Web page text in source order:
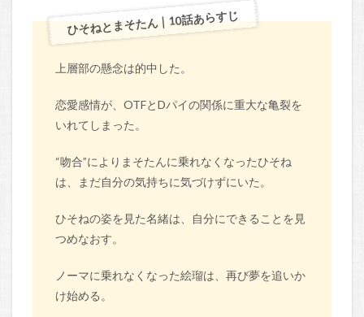
ひそねとまそたん｜10話あらすじ
上層部の懸念は的中した。
恋愛感情が、OTFとDパイの関係に重大な亀裂を
いれてしまった。
“吻合”によりまそたんに乗れなくなったひそね
は、まだ自分の気持ちに気づけずにいた。
ひそねの姿を見た名緒は、自分にできることを見
つめなおす。
ノーマに乗れなくなった絵瑠は、再び夢を追いか
け始める。